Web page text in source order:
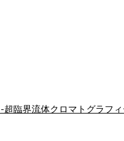
臨界流体クロマトグラフ